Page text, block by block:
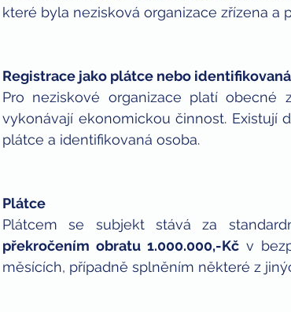
které byla nezisková organizace zřízena a
Registrace jako plátce nebo
Pro neziskové organizace platí obecné
vykonávají ekonomickou činnost. Existují
plátce a identifikovaná osoba.
Plátce
překročením obratu 1.000.000,-Kč v
měsících, případně splněním některé z